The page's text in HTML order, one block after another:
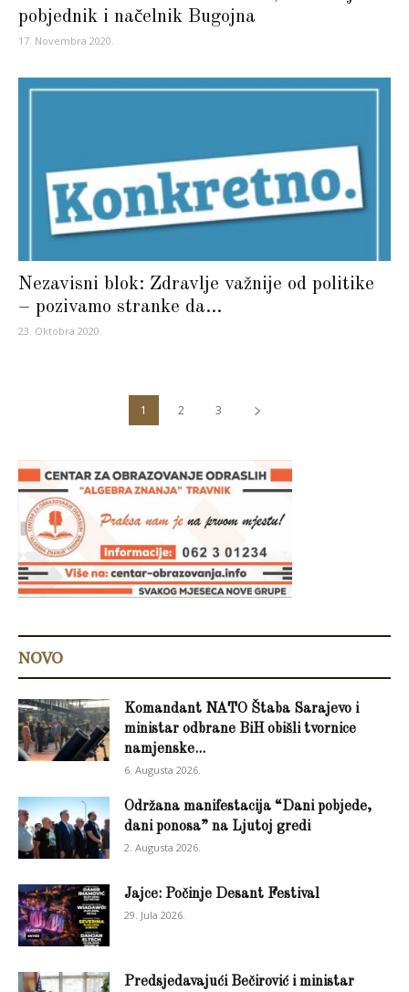
pobjednik i načelnik Bugojna
17. Novembra 2020.
Nezavisni blok: Zdravlje važnije od politike
– pozivamo stranke da...
23. Oktobra 2020.
1 2 3
NOVO
Komandant NATO Štaba Sarajevo i
ministar odbrane BiH obišli tvornice
namjenske...
6. Augusta 2026.
Održana manifestacija “Dani pobjede,
dani ponosa” na Ljutoj gredi
2. Augusta 2026.
Jajce: Počinje Desant Festival
29. Jula 2026.
Predsjedavajući Bečirović i ministar